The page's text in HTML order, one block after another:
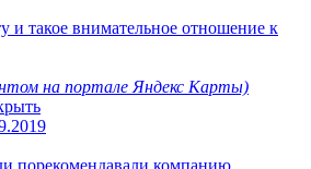
и такое внимательное отношение к
на портале Яндекс Карты)